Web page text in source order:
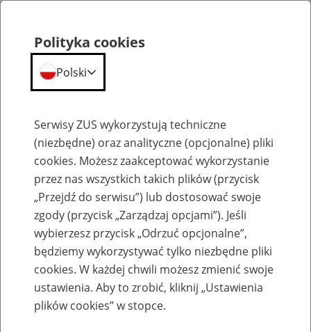
Przepraszamy,
podana strona nie została znaleziona.
Błąd 404
Przejdź do strony głównej
Polityka cookies
Polski
Serwisy ZUS wykorzystują techniczne
(niezbędne) oraz analityczne (opcjonalne) pliki
cookies. Możesz zaakceptować wykorzystanie
przez nas wszystkich takich plików (przycisk
„Przejdź do serwisu”) lub dostosować swoje
zgody (przycisk „Zarządzaj opcjami”). Jeśli
wybierzesz przycisk „Odrzuć opcjonalne”,
będziemy wykorzystywać tylko niezbędne pliki
cookies. W każdej chwili możesz zmienić swoje
ustawienia. Aby to zrobić, kliknij „Ustawienia
plików cookies” w stopce.